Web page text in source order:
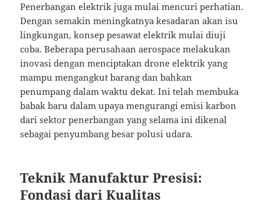
Penerbangan elektrik juga mulai mencuri perhatian.
Dengan semakin meningkatnya kesadaran akan isu
lingkungan, konsep pesawat elektrik mulai diuji
coba. Beberapa perusahaan aerospace melakukan
inovasi dengan menciptakan drone elektrik yang
mampu mengangkut barang dan bahkan
penumpang dalam waktu dekat. Ini telah membuka
babak baru dalam upaya mengurangi emisi karbon
dari sektor penerbangan yang selama ini dikenal
sebagai penyumbang besar polusi udara.
Teknik Manufaktur Presisi:
Fondasi dari Kualitas